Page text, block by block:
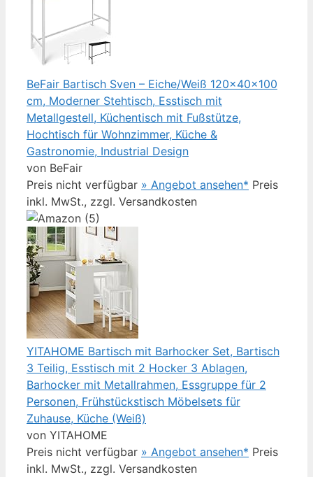
BeFair Bartisch Sven – Eiche/Weiß 120x40x100
cm, Moderner Stehtisch, Esstisch mit
Metallgestell, Küchentisch mit Fußstütze,
Hochtisch für Wohnzimmer, Küche &
Gastronomie, Industrial Design
von BeFair
Preis nicht verfügbar » Angebot ansehen* Preis
inkl. MwSt., zzgl. Versandkosten
YITAHOME Bartisch mit Barhocker Set, Bartisch
3 Teilig, Esstisch mit 2 Hocker 3 Ablagen,
Barhocker mit Metallrahmen, Essgruppe für 2
Personen, Frühstückstisch Möbelsets für
Zuhause, Küche (Weiß)
von YITAHOME
Preis nicht verfügbar » Angebot ansehen* Preis
inkl. MwSt., zzgl. Versandkosten